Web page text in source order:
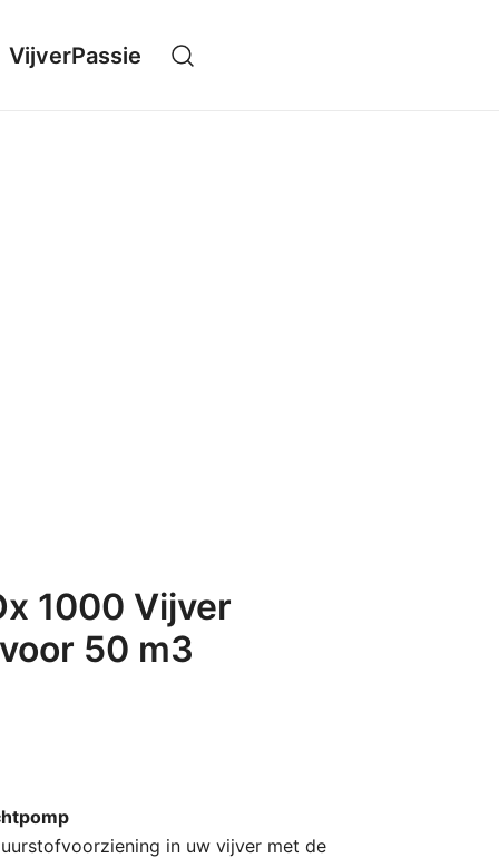
VijverPassie
1000 Vijver
50 m3
in uw vijver met de